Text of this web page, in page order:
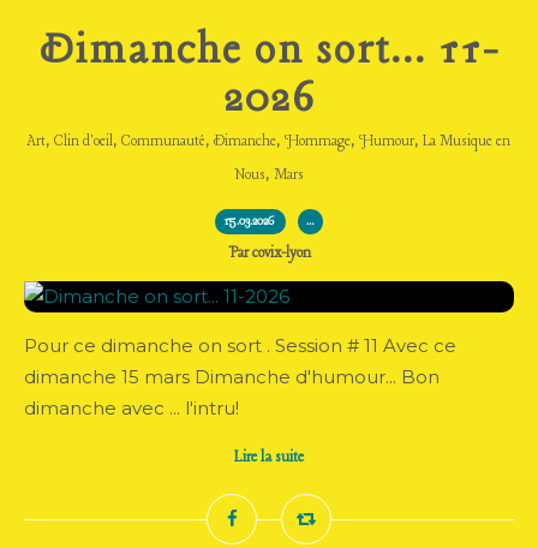
Dimanche on sort... 11-
2026
Art, Clin d'oeil, Communauté, Dimanche, Hommage, Humour, La Musique en
Nous, Mars
15.03.2026 …
Par covix-lyon
Pour ce dimanche on sort . Session # 11 Avec ce
dimanche 15 mars Dimanche d'humour... Bon
dimanche avec ... l'intru!
Lire la suite